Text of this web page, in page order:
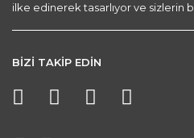
ilke edinerek tasarlıyor ve sizlerin
BİZİ TAKİP EDİN